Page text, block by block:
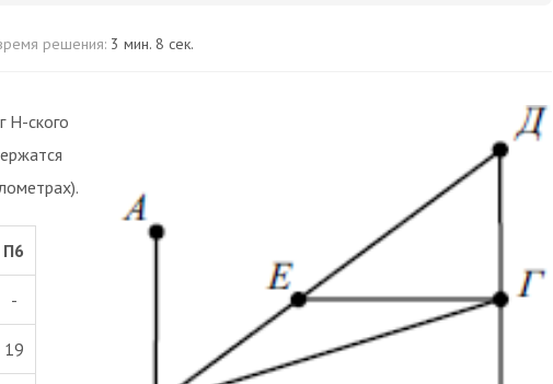
решения: 3 мин. 8 сек.
Н-ского
П6
-
19